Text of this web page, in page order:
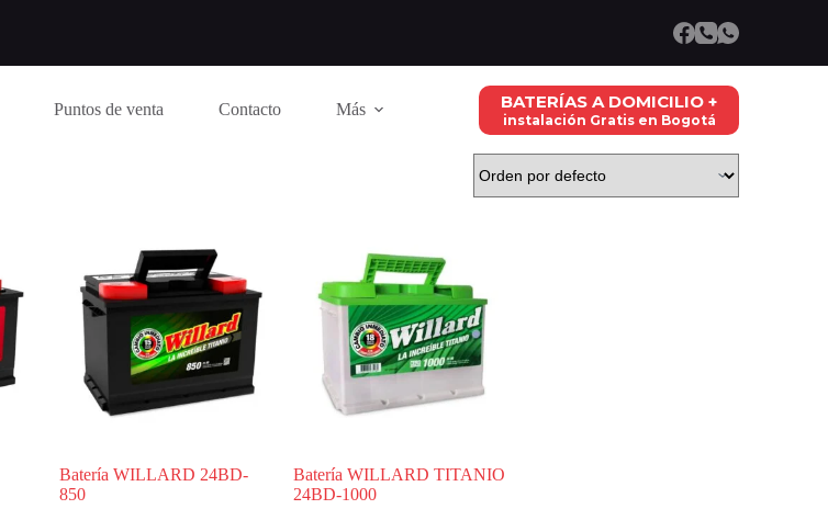
Puntos de venta Contacto Más BATERÍAS A DOMICILIO +
instalación Gratis en Bogotá
Batería WILLARD 24BD-
850
Batería WILLARD TITANIO
24BD-1000